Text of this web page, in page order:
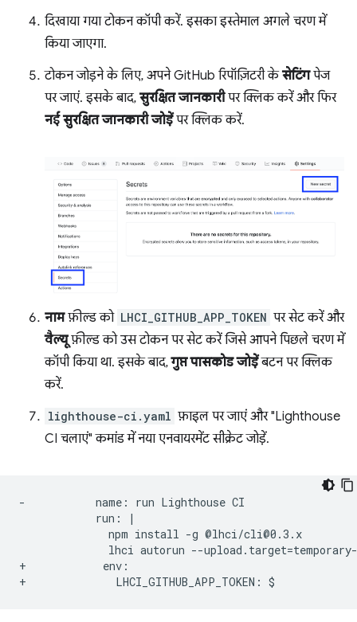
दिखाया गया टोकन कॉपी करें. इसका इस्तेमाल अगले चरण में
किया जाएगा.
टोकन जोड़ने के लिए, अपने GitHub रिपॉज़िटरी केसेटिंगपेज
पर जाएं. इसके बाद, सुरक्षित जानकारीपर क्लिक करें और फिर
नई सुरक्षित जानकारी जोड़ेंपर क्लिक करें.
नामफ़ील्ड को LHCI_GITHUB_APP_TOKEN पर सेट करें और
वैल्यूफ़ील्ड को उस टोकन पर सेट करें जिसे आपने पिछले चरण में
कॉपी किया था. इसके बाद,गुप्त पासकोड जोड़ेंबटन पर क्लिक
करें.
lighthouse-ci.yaml फ़ाइल पर जाएं और "Lighthouse
CI चलाएं" कमांड में नया एनवायरमेंट सीक्रेट जोड़ें.
-           name: run Lighthouse CI
+            env:
+              LHCI_GITHUB_APP_TOKEN: $